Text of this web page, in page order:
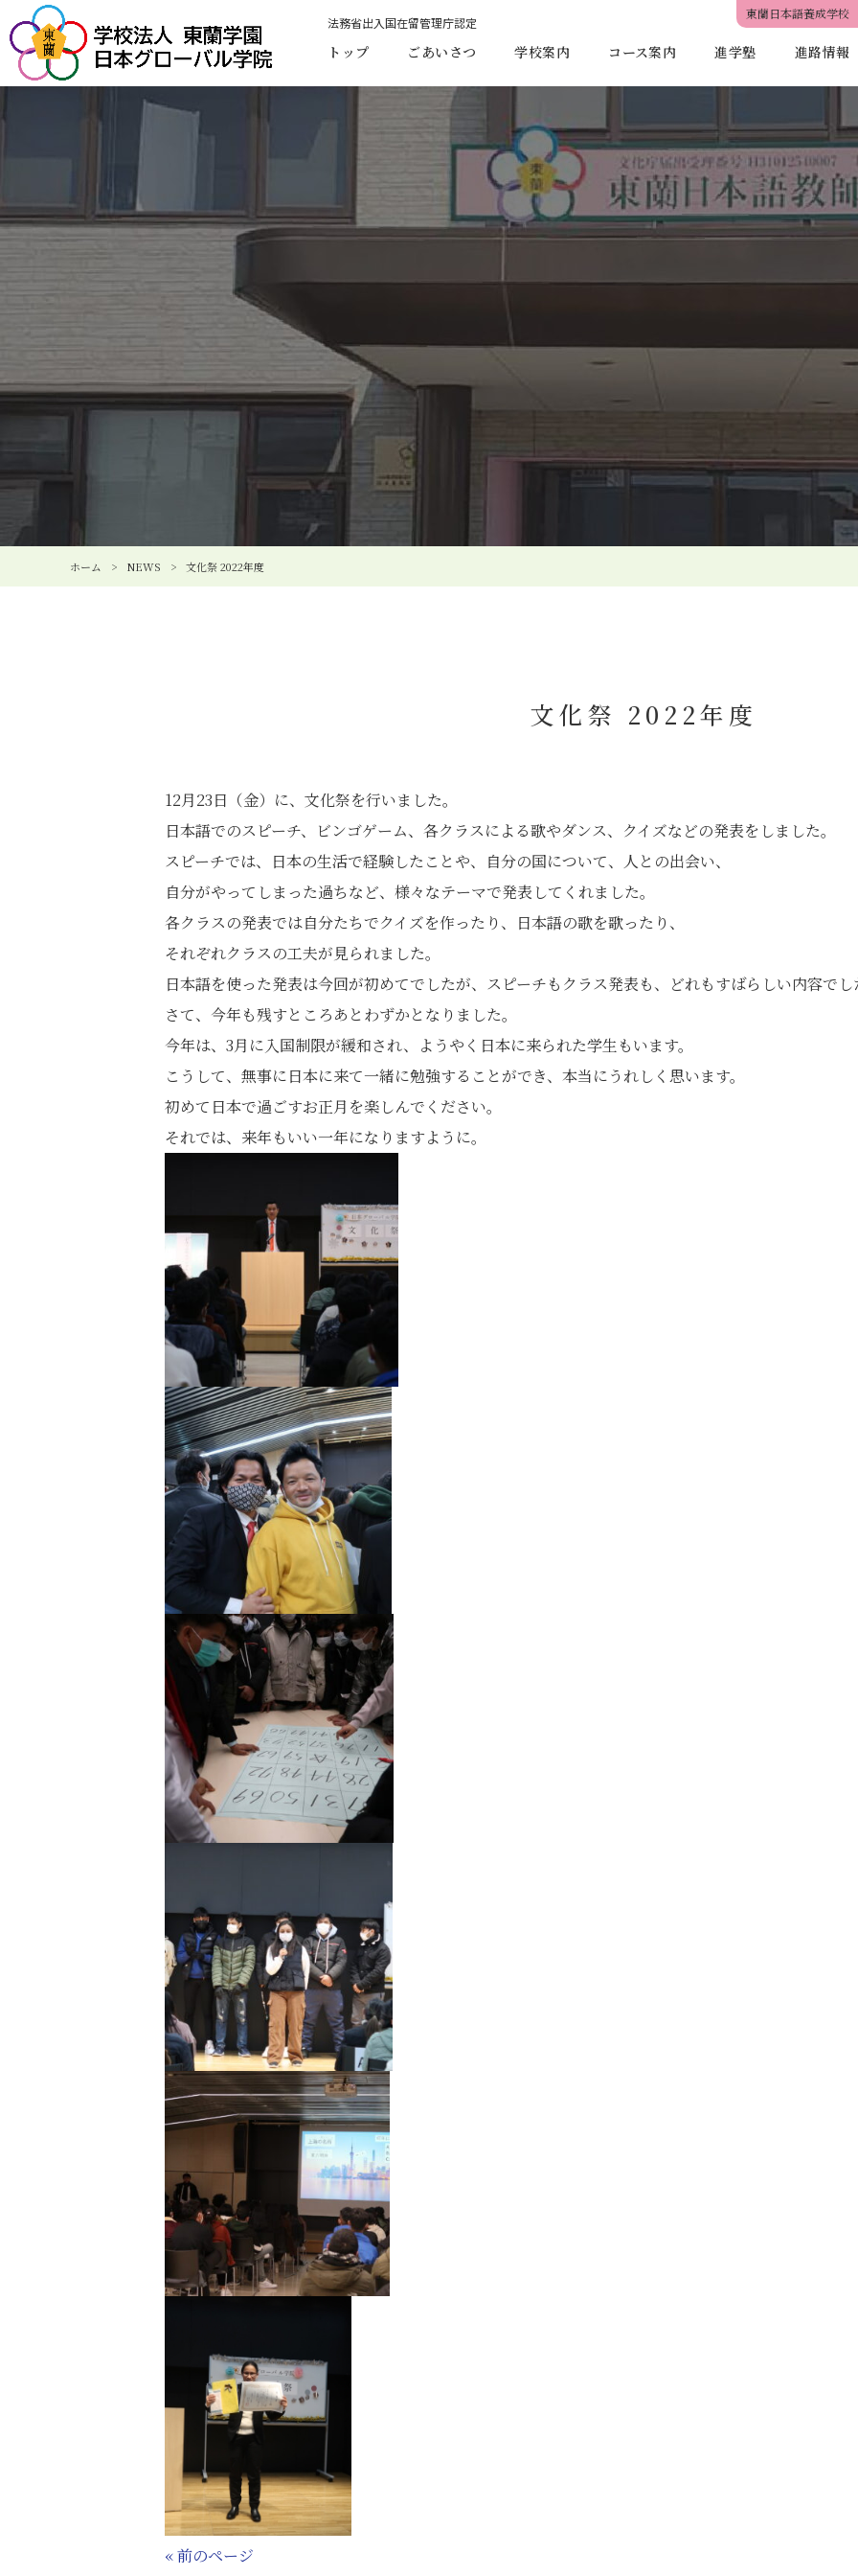
法務省出入国在留管理庁認定
トップ ごあいさつ 学校案内 コース案内 進学塾 進路情報
東蘭日本語養成学校
ホーム > NEWS > 文化祭 2022年度
文化祭 2022年度
12月23日（金）に、文化祭を行いました。
日本語でのスピーチ、ビンゴゲーム、各クラスによる歌やダンス、クイズなどの発表をしました。
スピーチでは、日本の生活で経験したことや、自分の国について、人との出会い、
自分がやってしまった過ちなど、様々なテーマで発表してくれました。
各クラスの発表では自分たちでクイズを作ったり、日本語の歌を歌ったり、
それぞれクラスの工夫が見られました。
日本語を使った発表は今回が初めてでしたが、スピーチもクラス発表も、どれもすばらしい内容でし
さて、今年も残すところあとわずかとなりました。
今年は、3月に入国制限が緩和され、ようやく日本に来られた学生もいます。
こうして、無事に日本に来て一緒に勉強することができ、本当にうれしく思います。
初めて日本で過ごすお正月を楽しんでください。
それでは、来年もいい一年になりますように。
« 前のページ